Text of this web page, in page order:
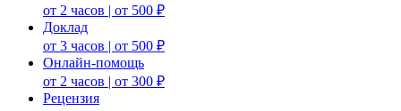
от 2 часов | от 500 ₽
Доклад
от 3 часов | от 500 ₽
Онлайн-помощь
от 2 часов | от 300 ₽
Рецензия